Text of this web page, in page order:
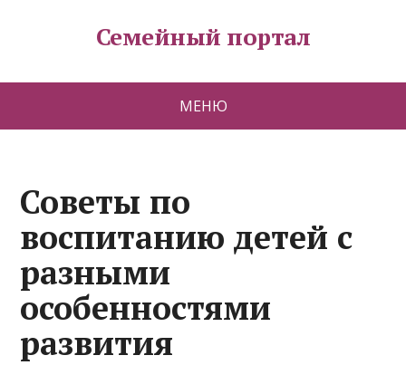
Семейный портал
МЕНЮ
Советы по
воспитанию детей с
разными
особенностями
развития